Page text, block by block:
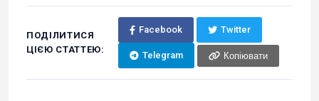
ПОДІЛИТИСЯ
ЦІЄЮ СТАТТЕЮ:
Facebook Twitter
Telegram Копіювати